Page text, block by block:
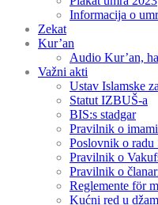
Informacija o
Zekat
Kur’an
Audio Kur’an,
Važni akti
Ustav Islamske
Statut IZBUŠ-a
BIS:s stadgar
Pravilnik o
Poslovnik o radu
Pravilnik o
Pravilnik o
Reglemente för
Kućni red u